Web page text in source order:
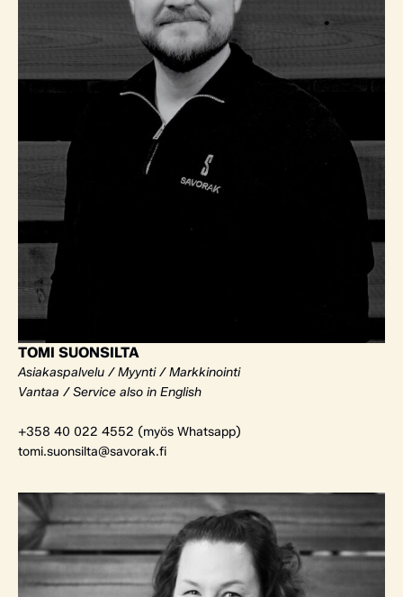
TOMI SUONSILTA
Asiakaspalvelu / Myynti / Markkinointi
Vantaa / Service also in English
+358 40 022 4552 (myös Whatsapp)
tomi.suonsilta@savorak.fi